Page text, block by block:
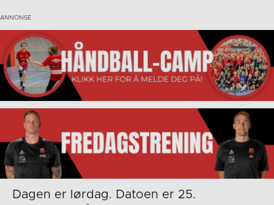
Dagen er lørdag. Datoen er 25.